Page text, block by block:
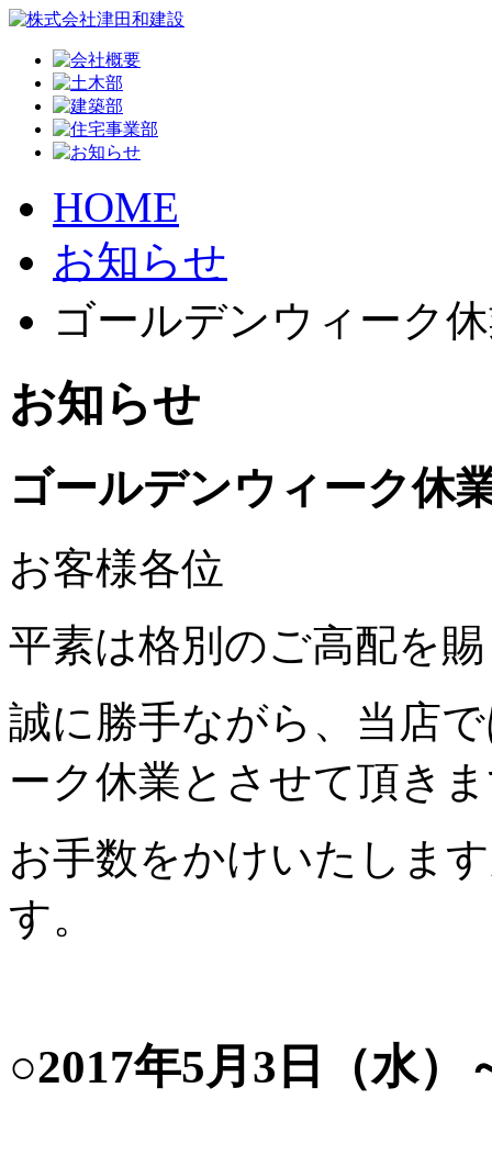
HOME
お知らせ
ゴールデンウィーク
お知らせ
ゴールデンウィーク休
お客様各位
平素は格別のご高配を
誠に勝手ながら、当店
ーク休業とさせて頂き
お手数をかけいたしま
す。
○2017年5月3日（水）